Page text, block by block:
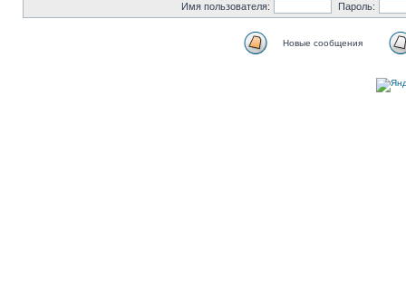
Имя пользователя: Пароль:
Новые сообщения